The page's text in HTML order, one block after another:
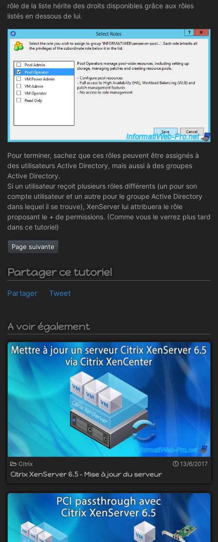
rôle de la liste hérite des droits disponibles grâce aux rôles
listés en dessous de lui.
Pour terminer, sachez que ces rôles peuvent être assignés à
des utilisateurs Active Directory, mais aussi à des groupes
Active Directory.
Si un utilisateur reçoit plusieurs rôles différents (un pour son
compte utilisateur et un autre pour le groupe Active Directory
dans lequel il se trouve), XenServer lui attribuera le rôle
proposant le + de permissions. (Comme vous le verrez plus tard
dans ce tutoriel)
Page suivante
Partager ce tutoriel
Partager Tweet
A voir également
Citrix 13/6/2017
Citrix XenServer 6.5 - Mise à jour du serveur